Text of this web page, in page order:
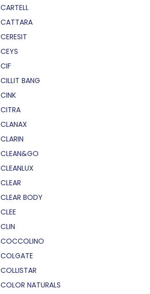
CARTELL
CATTARA
CERESIT
CEYS
CIF
CILLIT BANG
CINK
CITRA
CLANAX
CLARIN
CLEAN&GO
CLEANLUX
CLEAR
CLEAR BODY
CLEE
CLIN
COCCOLINO
COLGATE
COLLISTAR
COLOR NATURALS